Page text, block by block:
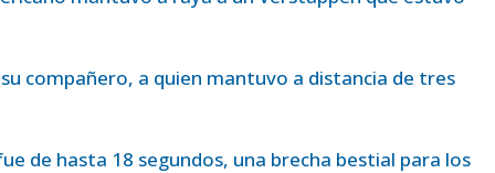
compañero, a quien mantuvo a distancia de tres
de hasta 18 segundos, una brecha bestial para los